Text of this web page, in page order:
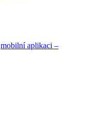
mobilní aplikaci –